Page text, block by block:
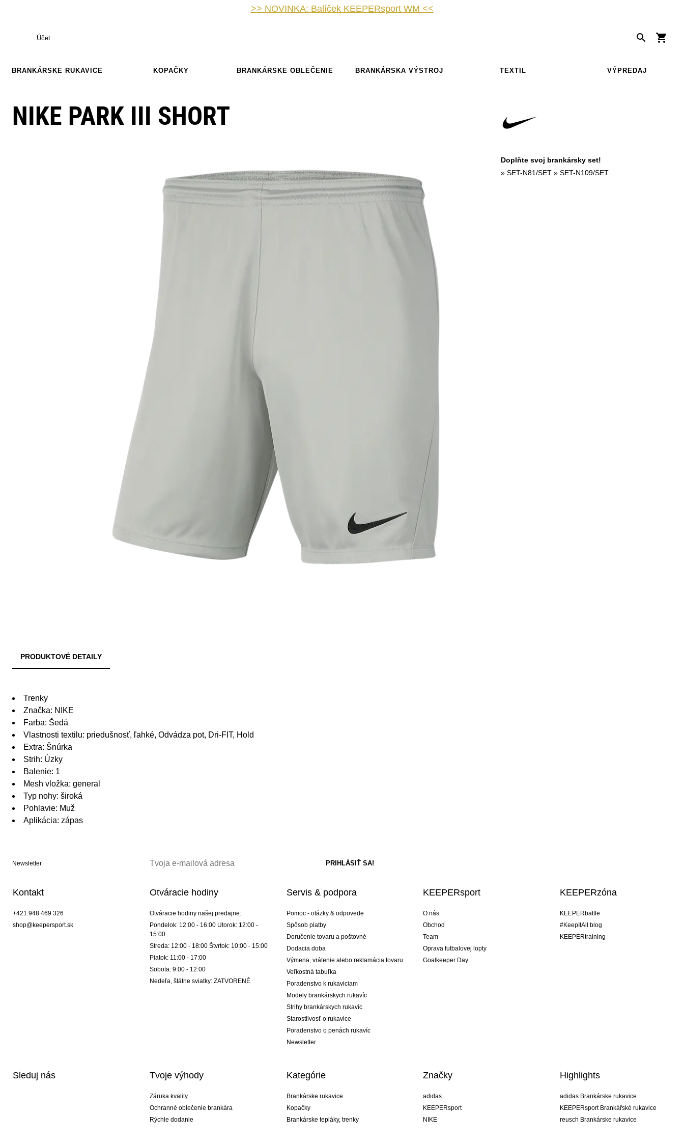
>> NOVINKA: Balíček KEEPERsport WM <<
Účet
BRANKÁRSKE RUKAVICE KOPAČKY BRANKÁRSKE OBLEČENIE BRANKÁRSKA VÝSTROJ TEXTIL VÝPREDAJ
NIKE PARK III SHORT
Doplňte svoj brankársky set!
» SET-N81/SET » SET-N109/SET
PRODUKTOVÉ DETAILY
Trenky
Značka: NIKE
Farba: Šedá
Vlastnosti textilu: priedušnosť, ľahké, Odvádza pot, Dri-FIT, Hold
Extra: Šnúrka
Strih: Úzky
Balenie: 1
Mesh vložka: general
Typ nohy: široká
Pohlavie: Muž
Aplikácia: zápas
Newsletter
Kontakt
+421 948 469 326
shop@keepersport.sk
Otváracie hodiny
Otváracie hodiny našej predajne:
Pondelok: 12:00 - 16:00 Utorok: 12:00 -
15:00
Streda: 12:00 - 18:00 Štvrtok: 10:00 - 15:00
Piatok: 11:00 - 17:00
Sobota: 9:00 - 12:00
Nedeľa, štátne sviatky: ZATVORENÉ
Servis & podpora
Pomoc - otázky & odpovede
Spôsob platby
Doručenie tovaru a poštovné
Dodacia doba
Výmena, vrátenie alebo reklamácia tovaru
Veľkostná tabuľka
Poradenstvo k rukaviciam
Modely brankárskych rukavíc
Strihy brankárskych rukavíc
Starostlivosť o rukavice
Poradenstvo o penách rukavíc
Newsletter
KEEPERsport
O nás
Obchod
Team
Oprava futbalovej lopty
Goalkeeper Day
KEEPERzóna
KEEPERbattle
#KeepItAll blog
KEEPERtraining
Sleduj nás Tvoje výhody
Záruka kvality
Ochranné oblečenie brankára
Rýchle dodanie
Kategórie
Brankárske rukavice
Kopačky
Brankárske tepláky, trenky
Značky
adidas
KEEPERsport
NIKE
Highlights
adidas Brankárske rukavice
KEEPERsport Brankářské rukavice
reusch Brankárske rukavice